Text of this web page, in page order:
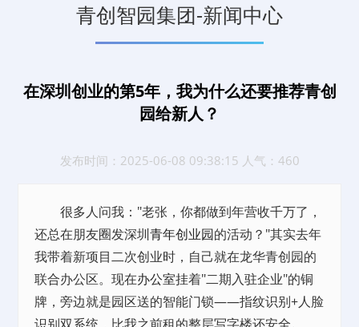
青创智园集团-新闻中心
在深圳创业的第5年，我为什么还要推荐青创
园给新人？
发布时间：2025-06-08 09:38:15 人气：460
很多人问我："老张，你都做到年营收千万了，
还总在朋友圈发深圳青年创业园的活动？"其实去年
我带着新项目二次创业时，自己就在龙华青创园的
联合办公区。现在办公室挂着"二期入驻企业"的铜
牌，旁边就是园区送的智能门锁——指纹识别+人脸